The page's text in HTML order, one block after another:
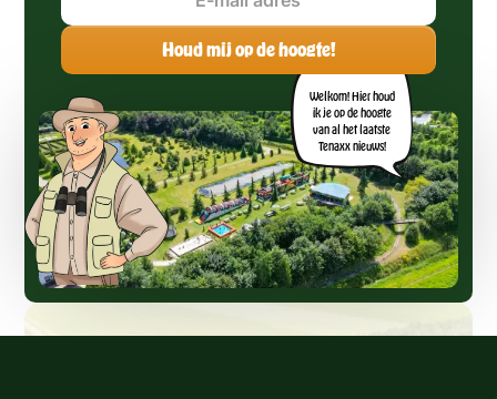
Welkom! Hier houd
ik je op de hoogte
van al het laatste
Tenaxx nieuws!